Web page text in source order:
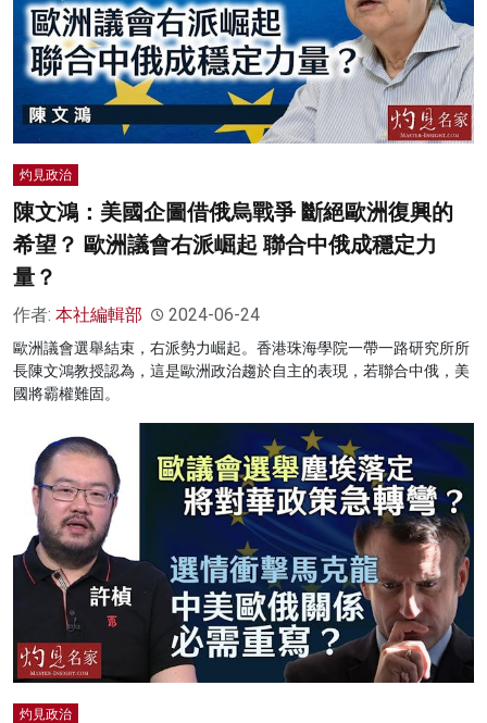
灼見政治
陳文鴻：美國企圖借俄烏戰爭 斷絕歐洲復興的
希望？ 歐洲議會右派崛起 聯合中俄成穩定力
量？
作者: 本社編輯部 2024-06-24
歐洲議會選舉結束，右派勢力崛起。香港珠海學院一帶一路研究所所
長陳文鴻教授認為，這是歐洲政治趨於自主的表現，若聯合中俄，美
國將霸權難固。
灼見政治